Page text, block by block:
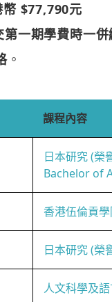
$77,790元
一期學費時一併
。
課程內容
日本研究 (榮
Bachelor of
香港伍倫貢
日本研究 (榮
人文科學及